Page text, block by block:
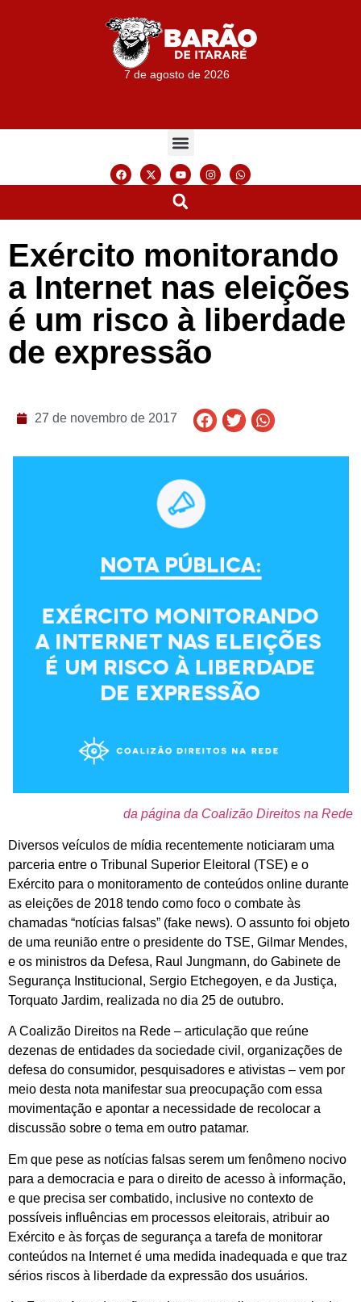
7 de agosto de 2026
Exército monitorando
a Internet nas eleições
é um risco à liberdade
de expressão
27 de novembro de 2017
da página da Coalizão Direitos na Rede
Diversos veículos de mídia recentemente noticiaram uma
parceria entre o Tribunal Superior Eleitoral (TSE) e o
Exército para o monitoramento de conteúdos online durante
as eleições de 2018 tendo como foco o combate às
chamadas “notícias falsas” (fake news). O assunto foi objeto
de uma reunião entre o presidente do TSE, Gilmar Mendes,
e os ministros da Defesa, Raul Jungmann, do Gabinete de
Segurança Institucional, Sergio Etchegoyen, e da Justiça,
Torquato Jardim, realizada no dia 25 de outubro.
A Coalizão Direitos na Rede – articulação que reúne
dezenas de entidades da sociedade civil, organizações de
defesa do consumidor, pesquisadores e ativistas – vem por
meio desta nota manifestar sua preocupação com essa
movimentação e apontar a necessidade de recolocar a
discussão sobre o tema em outro patamar.
Em que pese as notícias falsas serem um fenômeno nocivo
para a democracia e para o direito de acesso à informação,
e que precisa ser combatido, inclusive no contexto de
possíveis influências em processos eleitorais, atribuir ao
Exército e às forças de segurança a tarefa de monitorar
conteúdos na Internet é uma medida inadequada e que traz
sérios riscos à liberdade da expressão dos usuários.